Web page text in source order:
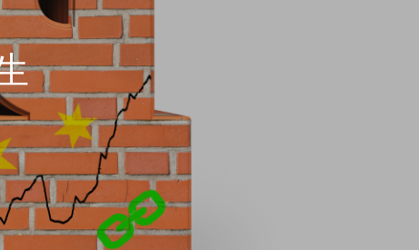
体